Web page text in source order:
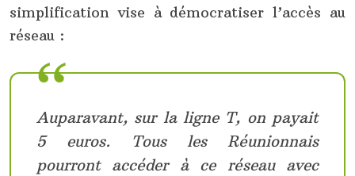
simplification vise à démocratiser l’accès au
réseau :
Auparavant, sur la ligne T, on payait
5 euros. Tous les Réunionnais
pourront accéder à ce réseau avec